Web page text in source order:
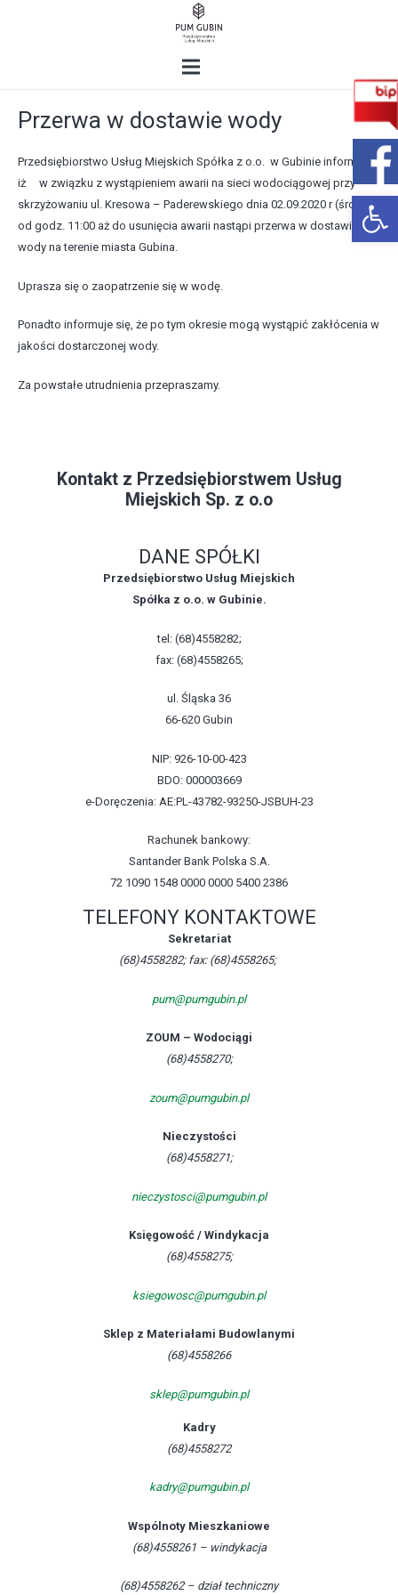
Przerwa w dostawie wody
Przedsiębiorstwo Usług Miejskich Spółka z o.o. w Gubinie informuje,
iż w związku z wystąpieniem awarii na sieci wodociągowej przy
skrzyżowaniu ul. Kresowa – Paderewskiego dnia 02.09.2020 r (środa)
od godz. 11:00 aż do usunięcia awarii nastąpi przerwa w dostawie
wody na terenie miasta Gubina.
Uprasza się o zaopatrzenie się w wodę.
Ponadto informuje się, że po tym okresie mogą wystąpić zakłócenia w
jakości dostarczonej wody.
Za powstałe utrudnienia przepraszamy.
Kontakt z Przedsiębiorstwem Usług
Miejskich Sp. z o.o
DANE SPÓŁKI
Przedsiębiorstwo Usług Miejskich
Spółka z o.o. w Gubinie.
tel: (68)4558282;
fax: (68)4558265;
ul. Śląska 36
66-620 Gubin
NIP: 926-10-00-423
BDO: 000003669
e-Doręczenia: AE:PL-43782-93250-JSBUH-23
Rachunek bankowy:
Santander Bank Polska S.A.
72 1090 1548 0000 0000 5400 2386
TELEFONY KONTAKTOWE
Sekretariat
(68)4558282; fax: (68)4558265;
pum@pumgubin.pl
ZOUM – Wodociągi
(68)4558270;
zoum@pumgubin.pl
Nieczystości
(68)4558271;
nieczystosci@pumgubin.pl
Księgowość / Windykacja
(68)4558275;
ksiegowosc@pumgubin.pl
Sklep z Materiałami Budowlanymi
(68)4558266
sklep@pumgubin.pl
Kadry
(68)4558272
kadry@pumgubin.pl
Wspólnoty Mieszkaniowe
(68)4558261 – windykacja
(68)4558262 – dział techniczny